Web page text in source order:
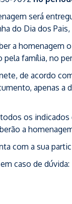
será
do Dia dos
a homenagem
pela família, no
de acordo
apenas a
os
a
com a sua
caso de dúvida: